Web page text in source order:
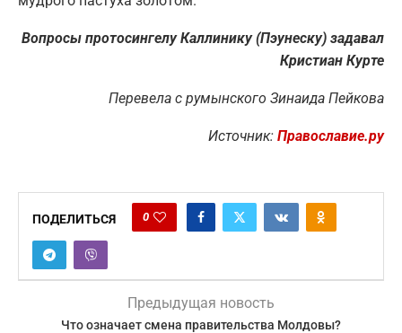
Вопросы протосингелу Каллинику (Пэунеску) задавал
Кристиан Курте
Перевела с румынского Зинаида Пейкова
Источник: Православие.ру
ПОДЕЛИТЬСЯ 0
Предыдущая новость
Что означает смена правительства Молдовы?